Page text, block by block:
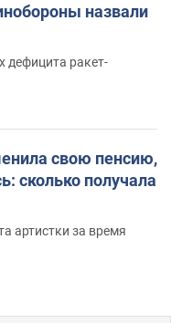
назвали
дефицита ракет-
свою пенсию,
сколько получала
артистки за время